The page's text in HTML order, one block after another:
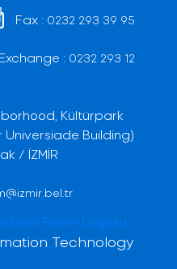
Fax : 0232 293 39 95
: 0232 293 12
Kültürpark
Building)
/ İZMİR
Technology